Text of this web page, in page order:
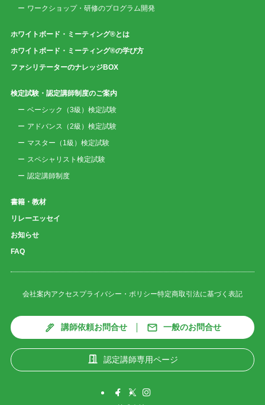
ワークショップ・研修のプログラム開発
ホワイトボード・ミーティング®とは
ホワイトボード・ミーティング®の学び方
ファシリテーターのナレッジBOX
検定試験・認定講師制度のご案内
ベーシック（3級）検定試験
アドバンス（2級）検定試験
マスター（1級）検定試験
スペシャリスト検定試験
認定講師制度
書籍・教材
リレーエッセイ
お知らせ
FAQ
会社案内アクセスプライバシー・ポリシー特定商取引法に基づく表記
講師依頼お問合せ 一般のお問合せ
認定講師専用ページ